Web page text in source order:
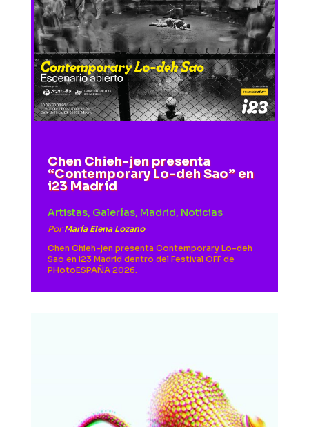
Chen Chieh-jen presenta
“Contemporary Lo-deh Sao” en
i23 Madrid
Artistas, Galerías, Madrid, Noticias
PorMaría Elena Lozano
Chen Chieh-jen presenta Contemporary Lo-deh
Sao en i23 Madrid dentro del Festival OFF de
PHotoESPAÑA 2026.